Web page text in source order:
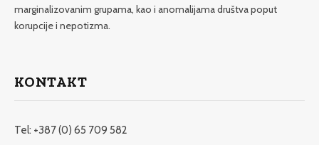
marginalizovanim grupama, kao i anomalijama društva poput
korupcije i nepotizma.
KONTAKT
Tel: +387 (0) 65 709 582